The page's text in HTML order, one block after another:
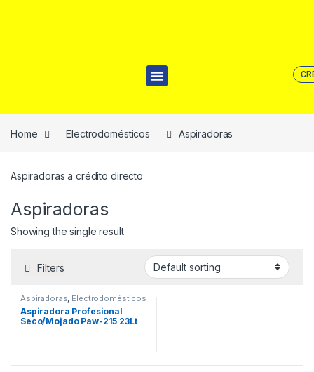
Home Electrodomésticos Aspiradoras
Aspiradoras a crédito directo
Aspiradoras
Showing the single result
Filters
Aspiradoras, Electrodomésticos
Aspiradora Profesional
Seco/Mojado Paw-215 23Lt